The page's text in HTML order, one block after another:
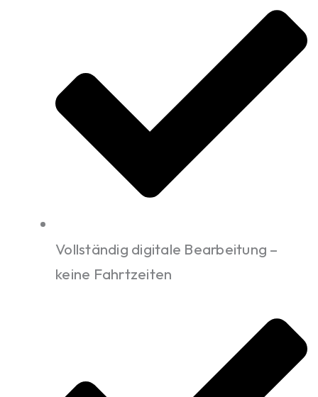
Vollständig digitale Bearbeitung –
keine Fahrtzeiten